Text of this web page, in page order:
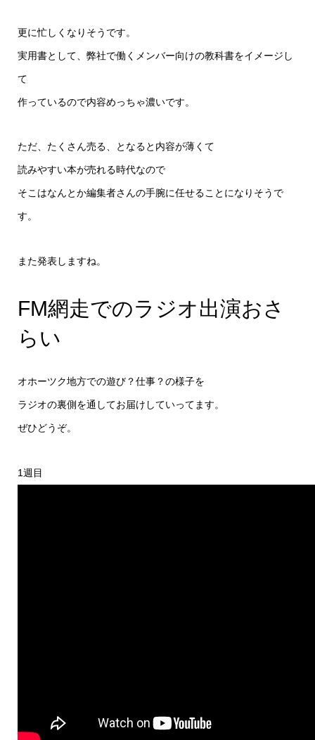
更に忙しくなりそうです。
実用書として、弊社で働くメンバー向けの教科書をイメージし
て
作っているので内容めっちゃ濃いです。
ただ、たくさん売る、となると内容が薄くて
読みやすい本が売れる時代なので
そこはなんとか編集者さんの手腕に任せることになりそうで
す。
また発表しますね。
FM網走でのラジオ出演おさ
らい
オホーツク地方での遊び？仕事？の様子を
ラジオの裏側を通してお届けしていってます。
ぜひどうぞ。
1週目